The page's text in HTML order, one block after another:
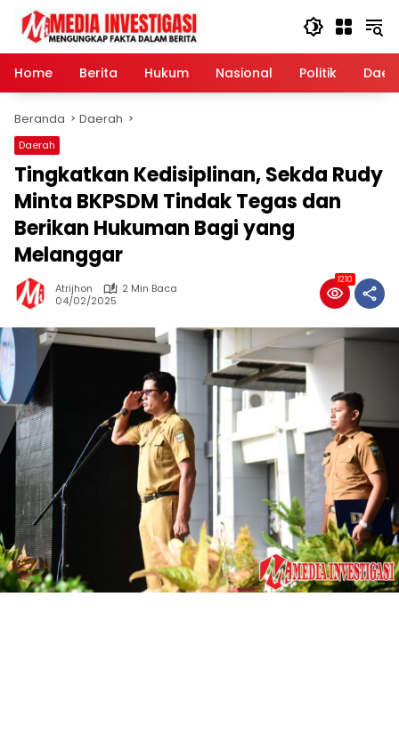
Langsung
konten
Home
Berita Hukum Nasional Politik
Beranda Daerah
Daerah
Tingkatkan Kedisiplinan, Sekda Rudy
Minta BKPSDM Tindak Tegas dan
Berikan Hukuman Bagi yang
Melanggar
Atrijhon
2 Min Baca
04/02/2025
1210